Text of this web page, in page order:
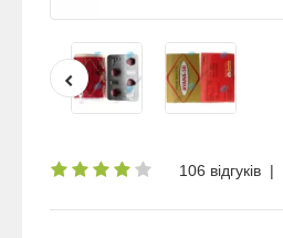
106 відгуків |